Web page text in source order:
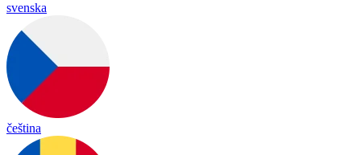
svenska
čeština